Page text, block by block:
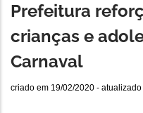
Prefeitura
crianças e
Carnaval
criado em 19/02/2020 - atualizado